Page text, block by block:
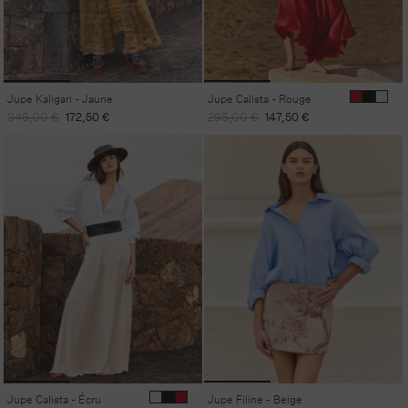
Jupe Kaligari - Jaune
Prix
345,00 € Prix
172,50 €
Jupe Calista - Rouge
Prix
295,00 € Prix
147,50 €
Jupe Calista - Écru
Jupe Filine - Beige